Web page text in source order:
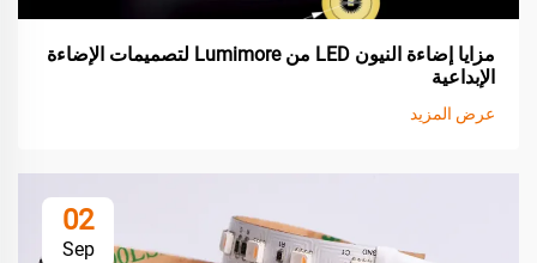
مزايا إضاءة النيون LED من Lumimore لتصميمات الإضاءة
الإبداعية
عرض المزيد
02
Sep